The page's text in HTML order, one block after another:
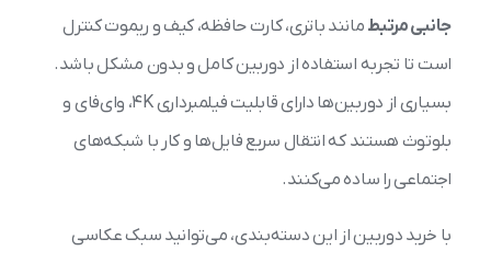
جانبی مرتبط مانند باتری، کارت حافظه، کیف و ریموت کنترل
است تا تجربه استفاده از دوربین کامل و بدون مشکل باشد.
بسیاری از دوربین‌ها دارای قابلیت فیلمبرداری ۴K، وای‌فای و
بلوتوث هستند که انتقال سریع فایل‌ها و کار با شبکه‌های
اجتماعی را ساده می‌کنند.
با خرید دوربین از این دسته‌بندی، می‌توانید سبک عکاسی